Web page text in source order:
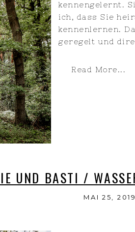
kennengelernt.
ich, dass Sie
kennenlernen.
geregelt und
Read More...
UND BASTI /
MAI 25, 2019